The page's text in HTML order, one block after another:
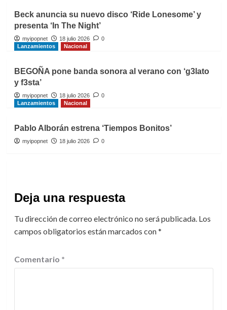
Beck anuncia su nuevo disco ‘Ride Lonesome’ y
presenta ‘In The Night’
myipopnet 18 julio 2026
0
Lanzamientos
Nacional
BEGOÑA pone banda sonora al verano con ‘g3lato
y f3sta’
myipopnet 18 julio 2026
0
Lanzamientos
Nacional
Pablo Alborán estrena ‘Tiempos Bonitos’
myipopnet 18 julio 2026 0
Deja una respuesta
Tu dirección de correo electrónico no será publicada. Los
campos obligatorios están marcados con*
Comentario *